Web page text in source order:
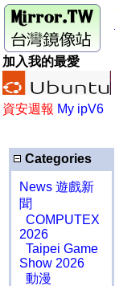
加入我的最愛
資安週報 My ipV6
Categories
News 遊戲新
聞
COMPUTEX
2026
Taipei Game
Show 2026
動漫